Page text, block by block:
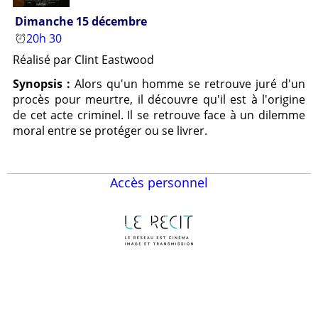
Dimanche 15 décembre
20h 30
Réalisé par Clint Eastwood
Synopsis : Alors qu'un homme se retrouve juré d'un
procès pour meurtre, il découvre qu'il est à l'origine
de cet acte criminel. Il se retrouve face à un dilemme
moral entre se protéger ou se livrer.
Accès personnel